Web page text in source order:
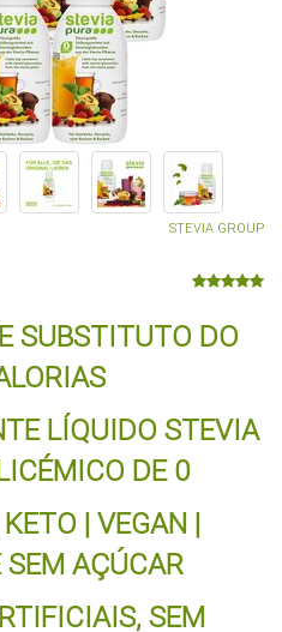
STEVIA GROUP
SUBSTITUTO DO
LÍQUIDO STEVIA
DE 0
| VEGAN |
AÇÚCAR
SEM